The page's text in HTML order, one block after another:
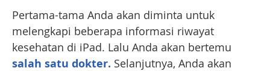
Pertama-tama Anda akan diminta untuk
melengkapi beberapa informasi riwayat
kesehatan di iPad. Lalu Anda akan bertemu
salah satu dokter. Selanjutnya, Anda akan